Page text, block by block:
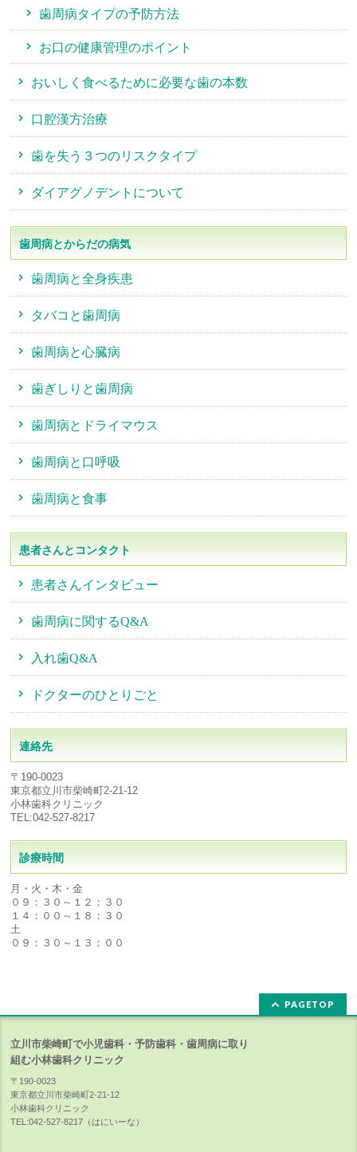
歯周病タイプの予防方法
お口の健康管理のポイント
おいしく食べるために必要な歯の本数
口腔漢方治療
歯を失う３つのリスクタイプ
ダイアグノデントについて
歯周病とからだの病気
歯周病と全身疾患
タバコと歯周病
歯周病と心臓病
歯ぎしりと歯周病
歯周病とドライマウス
歯周病と口呼吸
歯周病と食事
患者さんとコンタクト
患者さんインタビュー
歯周病に関するQ&A
入れ歯Q&A
ドクターのひとりごと
連絡先
〒190-0023
東京都立川市柴崎町2-21-12
小林歯科クリニック
TEL:042-527-8217
診療時間
月・火・木・金
０９：３０～１２：３０
１４：００～１８：３０
土
０９：３０～１３：００
PAGETOP
立川市柴崎町で小児歯科・予防歯科・歯周病に取り
組む小林歯科クリニック
〒190-0023
東京都立川市柴崎町2-21-12
小林歯科クリニック
TEL:042-527-8217（はにいーな）